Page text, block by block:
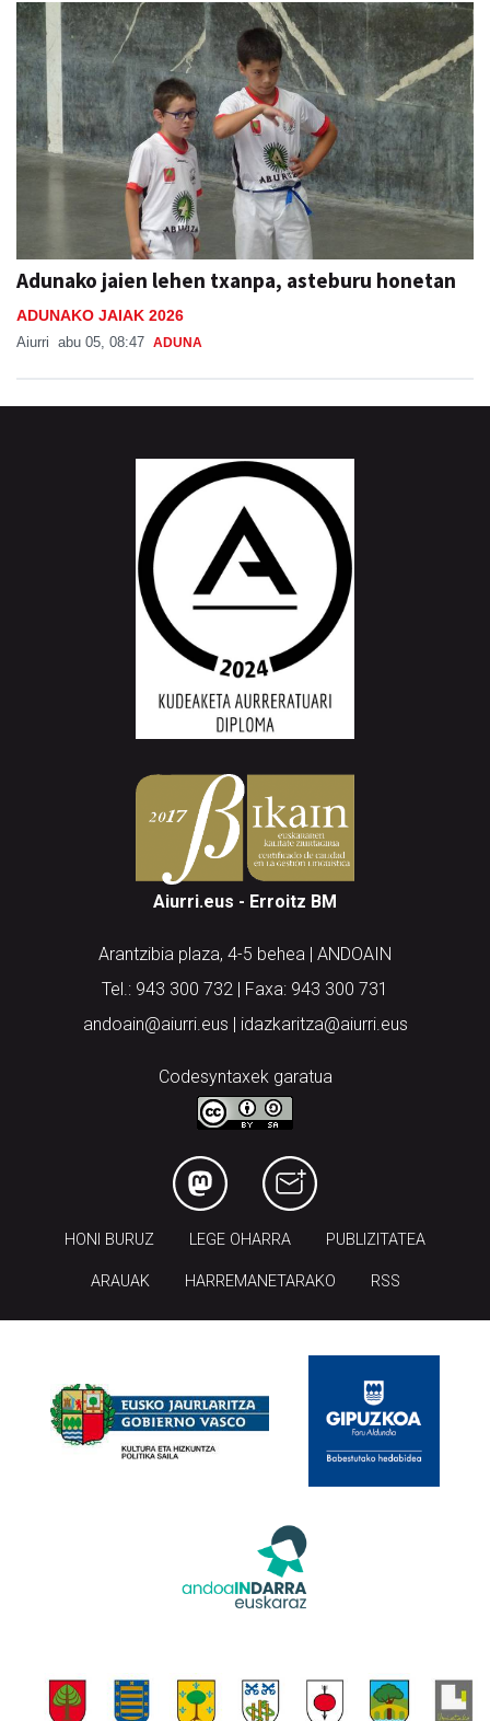
Adunako jaien lehen txanpa, asteburu honetan
ADUNAKO JAIAK 2026
Aiurri abu 05, 08:47 ADUNA
Aiurri.eus - Erroitz BM
Arantzibia plaza, 4-5 behea | ANDOAIN
Tel.: 943 300 732 | Faxa: 943 300 731
andoain@aiurri.eus | idazkaritza@aiurri.eus
Codesyntaxek garatua
HONI BURUZ LEGE OHARRA PUBLIZITATEA
ARAUAK HARREMANETARAKO RSS